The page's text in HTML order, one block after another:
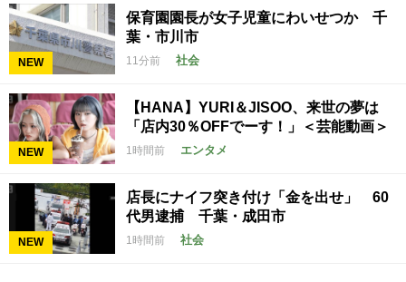
NEW
保育園園長が女子児童にわいせつか 千
葉・市川市
11分前 社会
NEW
【HANA】YURI＆JISOO、来世の夢は
「店内30％OFFでーす！」＜芸能動画＞
1時間前 エンタメ
NEW
店長にナイフ突き付け「金を出せ」 60
代男逮捕 千葉・成田市
1時間前 社会